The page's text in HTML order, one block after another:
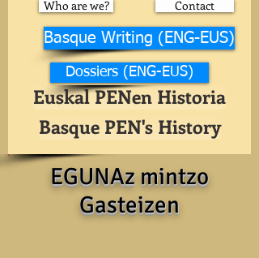
Who are we?
Contact
Basque Writing (ENG-EUS)
Dossiers (ENG-EUS)
Euskal PENen Historia
Basque PEN's History
EGUNAz mintzo
Gasteizen